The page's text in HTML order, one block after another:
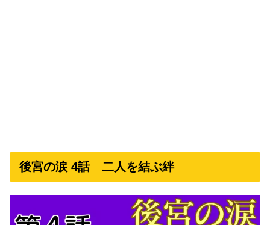
後宮の涙 4話 二人を結ぶ絆